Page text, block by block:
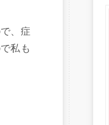
、症
私も